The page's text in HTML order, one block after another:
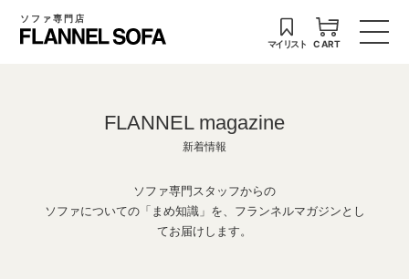
ソファ専門店
マイリスト CART
FLANNEL magazine
新着情報
ソファ専門スタッフからの
ソファについての「まめ知識」を、フランネルマガジンとし
てお届けします。